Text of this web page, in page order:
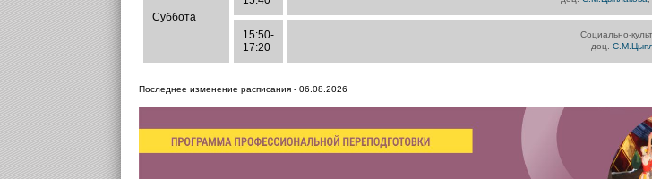
Суббота
15:50-
17:20
Социально-
доц.
Последнее изменение расписания - 06.08.2026